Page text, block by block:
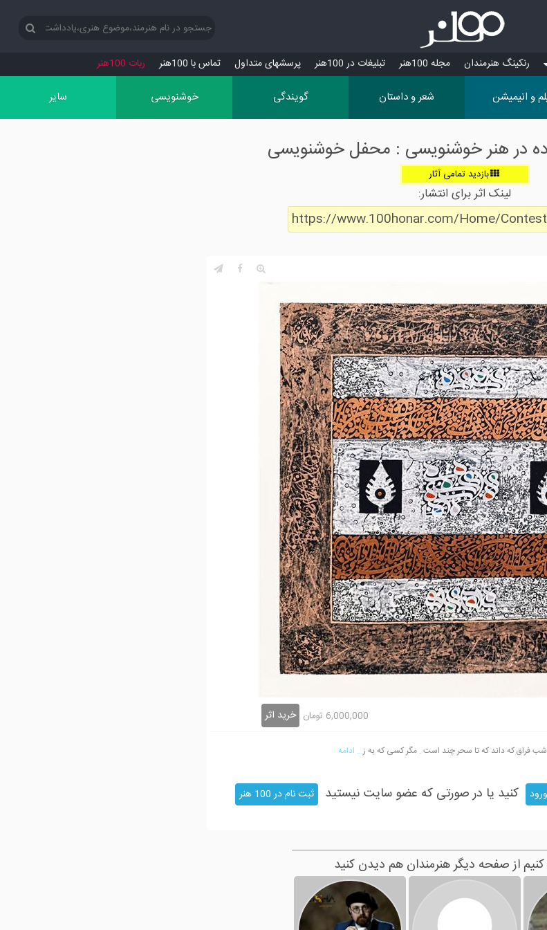
رنکینگ هنرمندان مجله 100هنر تبلیغات در 100هنر پرسش‏های متداول تماس با 100هنر ربات 100هنر
و انیمیشن شعر و داستان گویندگی خوشنویسی سایر
در هنر خوشنویسی : محفل خوشنویسی
بازدید تمامی آثار
لینک اثر برای انتشار:
https://www.100honar.com/Home/
6,000,000 تومان خرید اثر
فراق که داند که تا سحر چند است . مگر کسی که به ز... ادامه
ورود کنید یا در صورتی که عضو سایت نیستید ثبت نام در 100 هنر
از صفحه دیگر هنرمندان هم دیدن کنید